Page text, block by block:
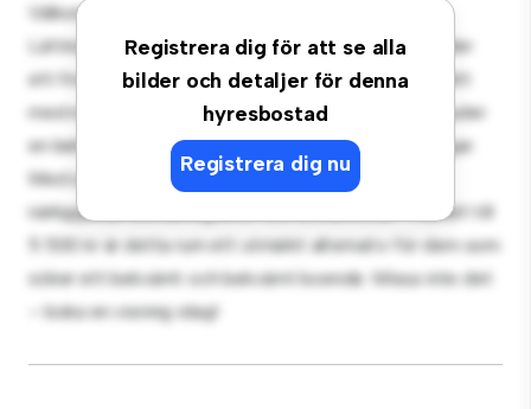
Registrera dig för att se alla
bilder och detaljer för denna
hyresbostad
Registrera dig nu
Välkommen till ditt nya mysiga tillflyktsort på
Lättingebacken, Spånga! Detta bekväma rum erbjuder
ett fridfullt och privat vardagsrum. Detta rum är inrett
med nödvändigheter för din bekvämlighet och erbjuder
en bekväm säng, en arbetsyta och förvaringslösningar.
Med sitt bekväma läge har du enkel tillgång till
närliggande bekvämligheter och attraktioner. Prisvärt till
5 500 kr är detta rum ett utmärkt alternativ för dem som
söker ett bekvämt och bekvämt boende. Missa inte det
– boka en visning idag!